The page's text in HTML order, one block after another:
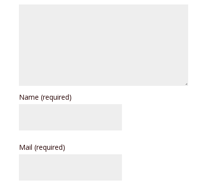
Name(required)
Mail(required)